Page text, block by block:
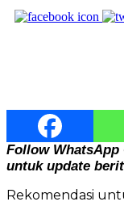
Follow WhatsApp
untuk update
Rekomendasi